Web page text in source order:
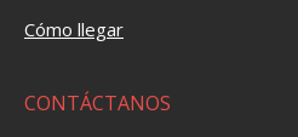
Cómo llegar
CONTÁCTANOS